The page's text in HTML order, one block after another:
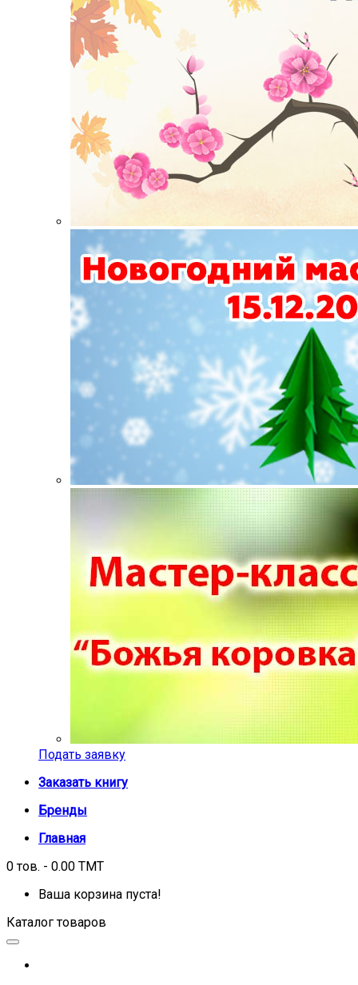
Подать заявку
Заказать книгу
Бренды
Главная
0 тов. - 0.00 TMT
Ваша корзина пуста!
Каталог товаров